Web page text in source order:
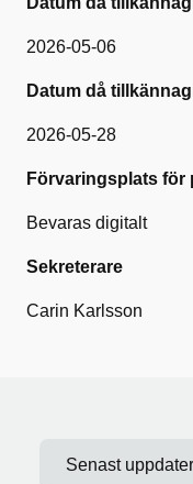
2026-05-06
Datum då
2026-05-28
Förvaringsplats för
Bevaras digitalt
Sekreterare
Carin Karlsson
Senast